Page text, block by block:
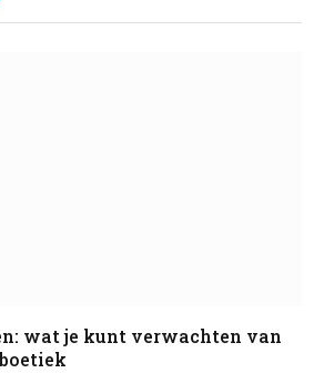
wat je kunt verwachten van